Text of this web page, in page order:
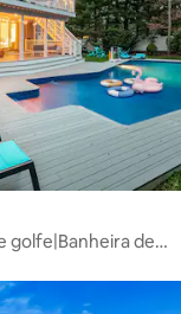
golfe|Banheira de